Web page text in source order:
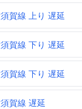
賀線 上り 遅延
賀線 下り 遅延
賀線 下り 遅延
賀線 遅延